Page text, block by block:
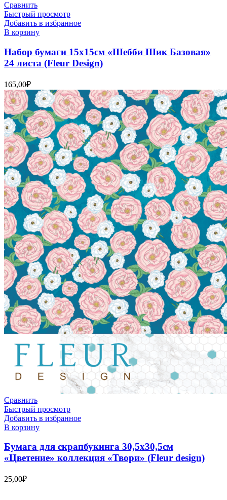
Сравнить
Быстрый просмотр
Добавить в избранное
В корзину
Набор бумаги 15х15см «Шебби Шик Базовая»
24 листа (Fleur Design)
165,00₽
Сравнить
Быстрый просмотр
Добавить в избранное
В корзину
Бумага для скрапбукинга 30,5х30,5см
«Цветение» коллекция «Твори» (Fleur design)
25,00₽